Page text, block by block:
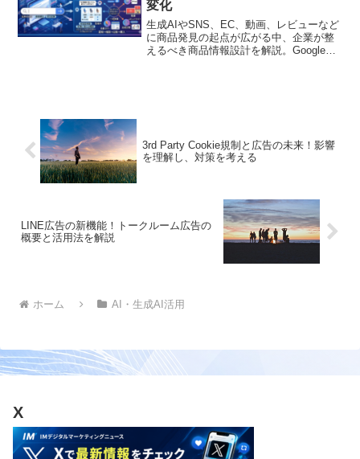
変化
生成AIやSNS、EC、動画、レビューなど
に商品発見の起点が広がる中、企業が整
えるべき商品情報設計を解説。Google検
3rd Party Cookie規制と広告の未来！影響
を理解し、対策を考える
LINE広告の新機能！トークルーム広告の
概要と活用法を解説
ホーム AI・生成AI活用
X